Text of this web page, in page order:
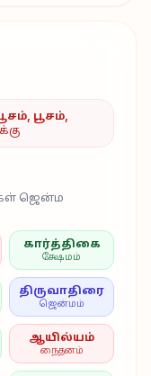
பூசம்,
ஜென்ம
கார்த்திகை
க்ஷேமம்
திருவாதிரை
ஜென்மம்
ஆயில்யம்
நைதனம்